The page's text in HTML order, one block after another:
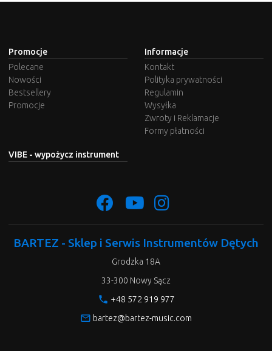
Promocje
Polecane
Nowości
Bestsellery
Promocje
Informacje
Kontakt
Polityka prywatności
Regulamin
Wysyłka
Zwroty i Reklamacje
Formy płatności
VIBE - wypożycz instrument
BARTEZ - Sklep i Serwis Instrumentów Dętych
Grodzka 18A
33-300 Nowy Sącz
phone +48 572 919 977
mail_outline bartez@bartez-music.com